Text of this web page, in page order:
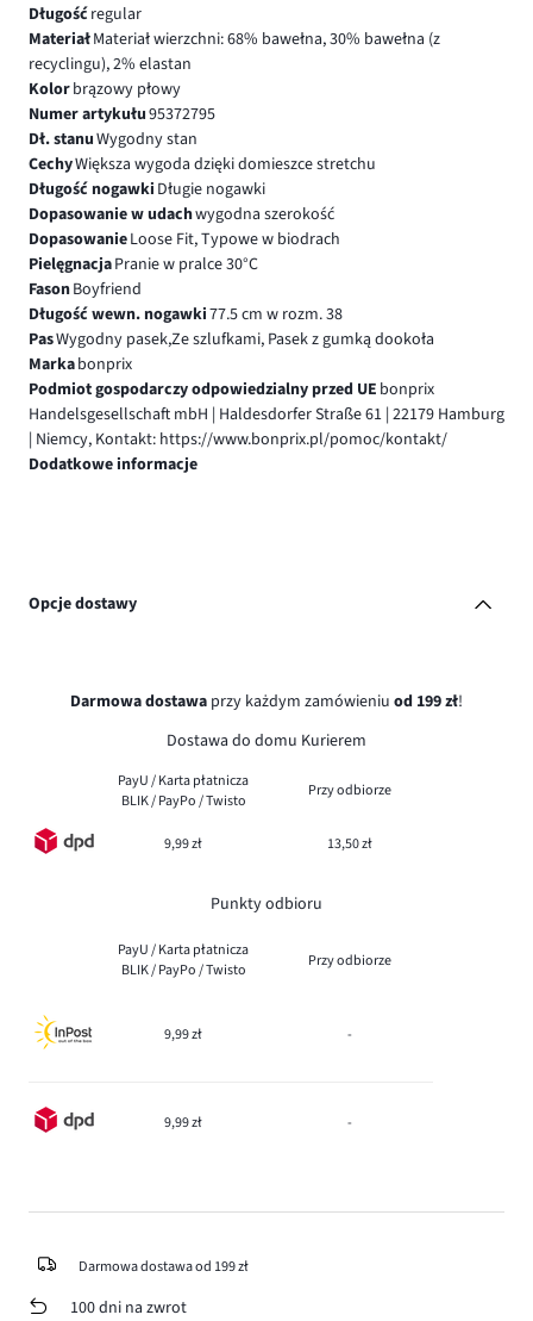
Długośćregular
MateriałMateriał wierzchni: 68% bawełna, 30% bawełna (z
recyclingu), 2% elastan
Kolorbrązowy płowy
Numer artykułu95372795
Dł. stanuWygodny stan
CechyWiększa wygoda dzięki domieszce stretchu
Długość nogawki Długie nogawki
Dopasowanie w udachwygodna szerokość
DopasowanieLoose Fit, Typowe w biodrach
PielęgnacjaPranie w pralce 30°C
FasonBoyfriend
Długość wewn. nogawki77.5 cm w rozm. 38
PasWygodny pasek,Ze szlufkami, Pasek z gumką dookoła
Markabonprix
Podmiot gospodarczy odpowiedzialny przed UE bonprix
Handelsgesellschaft mbH | Haldesdorfer Straße 61 | 22179 Hamburg
| Niemcy, Kontakt: https://www.bonprix.pl/pomoc/kontakt/
Dodatkowe informacje
Opcje dostawy
Darmowa dostawa przy każdym zamówieniu od 199 zł!
Dostawa do domu Kurierem
PayU / Karta płatnicza
BLIK / PayPo / Twisto
Przy odbiorze
9,99 zł 13,50 zł
Punkty odbioru
PayU / Karta płatnicza
BLIK / PayPo / Twisto
Przy odbiorze
9,99 zł -
9,99 zł -
Darmowa dostawa od 199 zł
100 dni na zwrot